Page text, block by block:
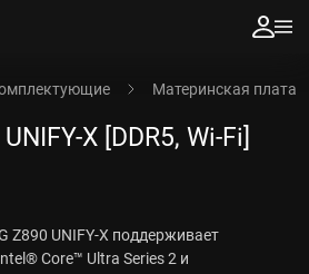
Материнская плата
X [DDR5, Wi-Fi]
Z890 UNIFY-X поддерживает
Core™ Ultra Series 2 и